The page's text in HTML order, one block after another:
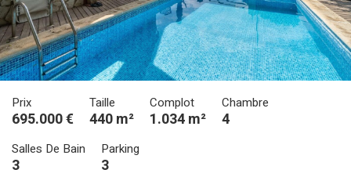
Prix
695.000 €
Taille
440 m²
Complot
1.034 m²
Chambre
4
Salles De Bain
3
Parking
3